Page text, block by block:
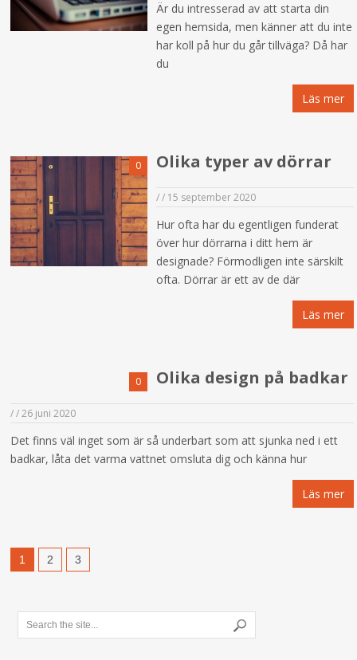
Är du intresserad av att starta din
egen hemsida, men känner att du inte
har koll på hur du går tillväga? Då har
du
Läs mer
0 Olika typer av dörrar
// 15 september 2020
Hur ofta har du egentligen funderat
över hur dörrarna i ditt hem är
designade? Förmodligen inte särskilt
ofta. Dörrar är ett av de där
Läs mer
0 Olika design på badkar
//26 juni 2020
Det finns väl inget som är så underbart som att sjunka ned i ett
badkar, låta det varma vattnet omsluta dig och känna hur
Läs mer
1 2 3